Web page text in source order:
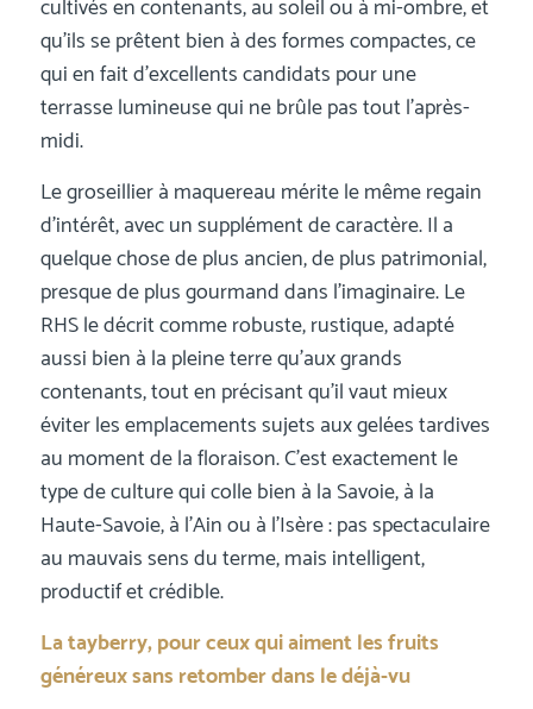
cultivés en contenants, au soleil ou à mi-ombre, et
qu’ils se prêtent bien à des formes compactes, ce
qui en fait d’excellents candidats pour une
terrasse lumineuse qui ne brûle pas tout l’après-
midi.
Le groseillier à maquereau mérite le même regain
d’intérêt, avec un supplément de caractère. Il a
quelque chose de plus ancien, de plus patrimonial,
presque de plus gourmand dans l’imaginaire. Le
RHS le décrit comme robuste, rustique, adapté
aussi bien à la pleine terre qu’aux grands
contenants, tout en précisant qu’il vaut mieux
éviter les emplacements sujets aux gelées tardives
au moment de la floraison. C’est exactement le
type de culture qui colle bien à la Savoie, à la
Haute-Savoie, à l’Ain ou à l’Isère : pas spectaculaire
au mauvais sens du terme, mais intelligent,
productif et crédible.
La tayberry, pour ceux qui aiment les fruits
généreux sans retomber dans le déjà-vu